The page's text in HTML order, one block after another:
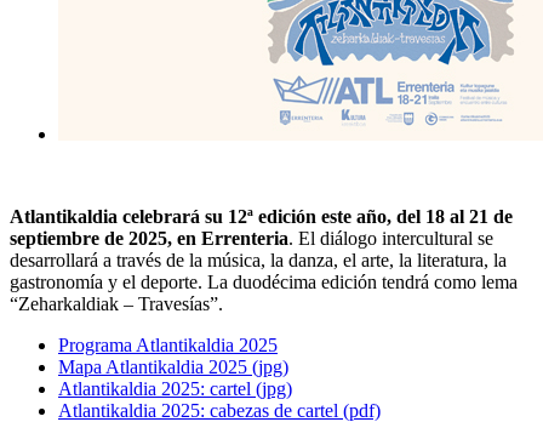
Atlantikaldia celebrará su 12ª edición este año, del 18 al 21 de
septiembre de 2025, en Errenteria. El diálogo intercultural se
desarrollará a través de la música, la danza, el arte, la literatura, la
gastronomía y el deporte. La duodécima edición tendrá como lema
“Zeharkaldiak – Travesías”.
Programa Atlantikaldia 2025
Mapa Atlantikaldia 2025 (jpg)
Atlantikaldia 2025: cartel (jpg)
Atlantikaldia 2025: cabezas de cartel (pdf)